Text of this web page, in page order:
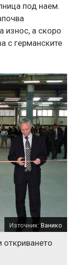
под наем.
износ, а скоро
с германските
Източник:Ванико